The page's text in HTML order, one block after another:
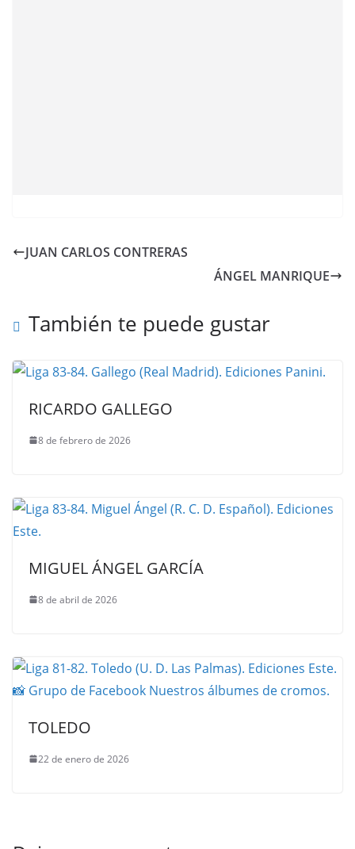
JUAN CARLOS CONTRERAS
ÁNGEL MANRIQUE
También te puede gustar
RICARDO GALLEGO
8 de febrero de 2026
MIGUEL ÁNGEL GARCÍA
8 de abril de 2026
TOLEDO
22 de enero de 2026